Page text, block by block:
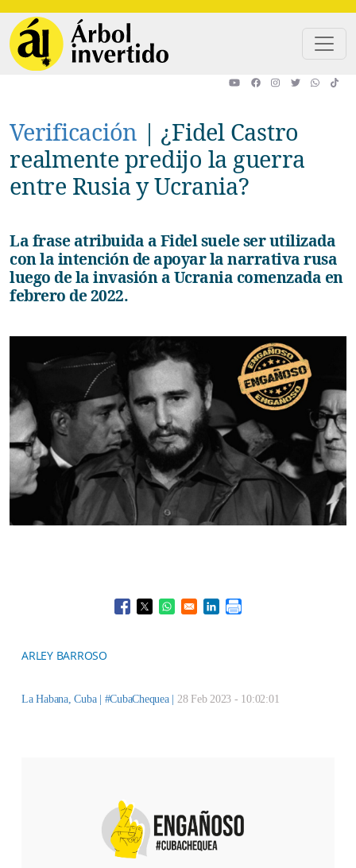
Verificación | ¿Fidel Castro
realmente predijo la guerra
entre Rusia y Ucrania?
La frase atribuida a Fidel suele ser utilizada
con la intención de apoyar la narrativa rusa
luego de la invasión a Ucrania comenzada en
febrero de 2022.
Opens in a new window
Opens in a new window
Opens in a new window
Opens in a new window
ARLEY BARROSO
La Habana, Cuba | #CubaChequea | 28 Feb 2023 - 10:02:01